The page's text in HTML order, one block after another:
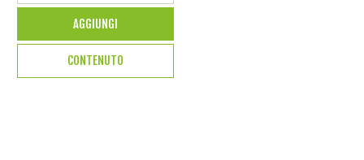
AGGIUNGI
CONTENUTO